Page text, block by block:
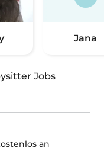
Jana
Jobs
an